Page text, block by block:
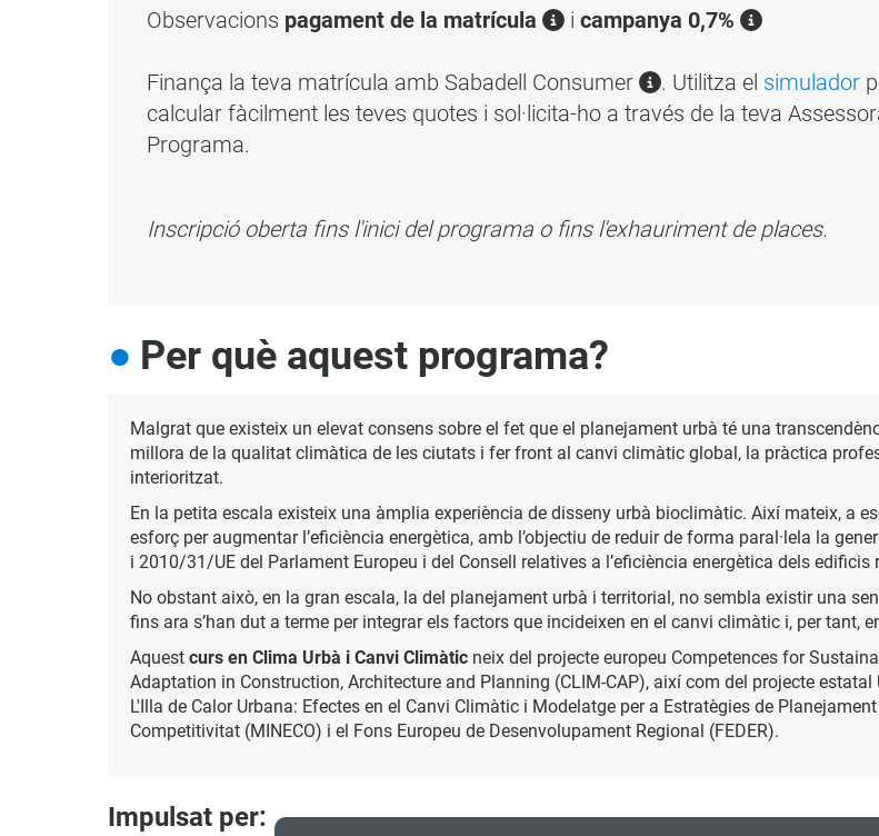
Observacions pagament de la matrícula i campanya 0,7%
Finança la teva matrícula amb Sabadell Consumer . Utilitza el simulador
calcular fàcilment les teves quotes i sol·licita-ho a través de la teva
Programa.
Inscripció oberta fins l'inici del programa o fins l'exhauriment de places.
Per què aquest programa?
Malgrat que existeix un elevat consens sobre el fet que el planejament urbà té una
millora de la qualitat climàtica de les ciutats i fer front al canvi climàtic global, la pràctica
interioritzat.
En la petita escala existeix una àmplia experiència de disseny urbà bioclimàtic. Així mateix, a
esforç per augmentar l’eficiència energètica, amb l’objectiu de reduir de forma paral·lela la
i 2010/31/UE del Parlament Europeu i del Consell relatives a l’eficiència energètica dels edificis
No obstant això, en la gran escala, la del planejament urbà i territorial, no sembla existir una
fins ara s’han dut a terme per integrar els factors que incideixen en el canvi climàtic i, per tant,
Aquest curs en Clima Urbà i Canvi Climàtic neix del projecte europeu Competences for
Adaptation in Construction, Architecture and Planning (CLIM-CAP), així com del projecte
L'Illa de Calor Urbana: Efectes en el Canvi Climàtic i Modelatge per a Estratègies de
Competitivitat (MINECO) i el Fons Europeu de Desenvolupament Regional (FEDER).
Impulsat per: